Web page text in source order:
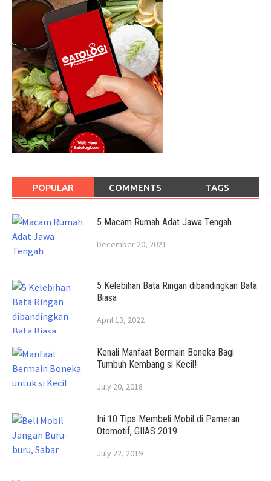
POPULAR COMMENTS TAGS
5 Macam Rumah Adat Jawa Tengah
December 20, 2021
5 Kelebihan Bata Ringan dibandingkan Bata
Biasa
April 13, 2022
Kenali Manfaat Bermain Boneka Bagi
Tumbuh Kembang si Kecil!
July 20, 2018
Ini 10 Tips Membeli Mobil di Pameran
Otomotif, GIIAS 2019
July 22, 2019